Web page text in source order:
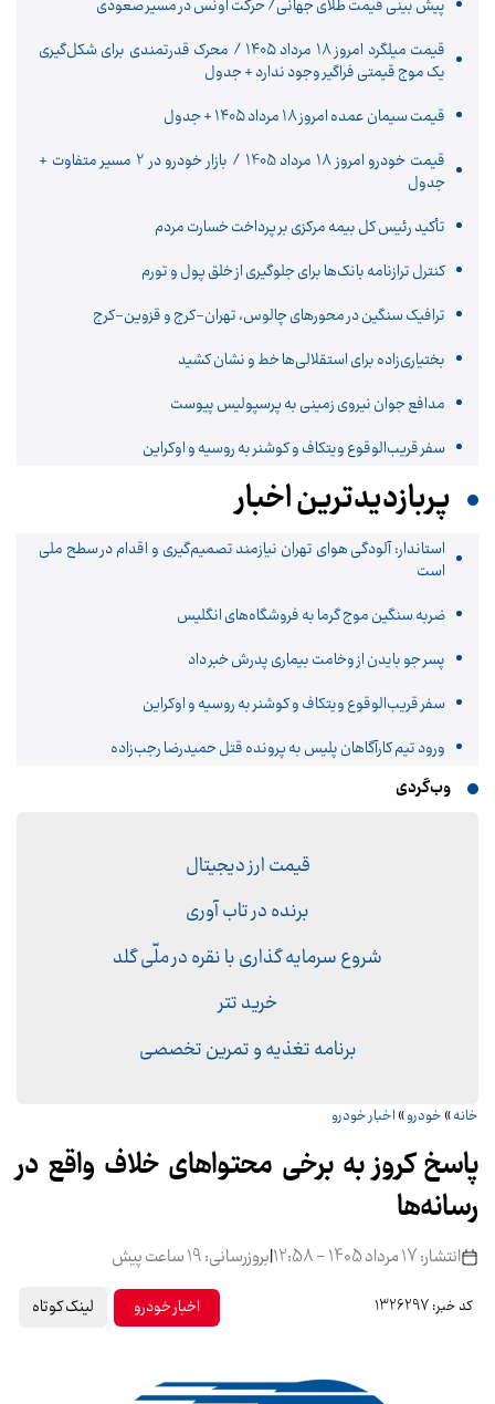
پیش بینی قیمت طلای جهانی/ حرکت اونس در مسیر صعودی
قیمت میلگرد امروز ۱۸ مرداد ۱۴۰۵ / محرک قدرتمندی برای شکل‌گیری
یک موج قیمتی فراگیر وجود ندارد + جدول
قیمت سیمان عمده امروز 18 مرداد ۱۴۰۵ + جدول
قیمت خودرو امروز 18 مرداد 1405 / بازار خودرو در 2 مسیر متفاوت +
جدول
تأکید رئیس کل بیمه مرکزی بر پرداخت خسارت مردم
کنترل ترازنامه بانک‌ها برای جلوگیری از خلق پول و تورم
ترافیک سنگین در محورهای چالوس، تهران-کرج و قزوین-کرج
بختیاری‌زاده برای استقلالی‌ها خط و نشان کشید
مدافع جوان نیروی زمینی به پرسپولیس پیوست
سفر قریب‌الوقوع ویتکاف و کوشنر به روسیه و اوکراین
پربازدیدترین اخبار
استاندار: آلودگی هوای تهران نیازمند تصمیم‌گیری و اقدام در سطح ملی
است
ضربه سنگین موج گرما به فروشگاه‌های انگلیس
پسر جو بایدن از وخامت بیماری پدرش خبر داد
سفر قریب‌الوقوع ویتکاف و کوشنر به روسیه و اوکراین
ورود تیم کارآگاهان پلیس به پرونده قتل حمیدرضا رجب‌زاده
وب‌گردی
قیمت ارز دیجیتال
برنده در تاب آوری
شروع سرمایه گذاری با نقره در ملّی گلد
خرید تتر
برنامه تغذیه و تمرین تخصصی